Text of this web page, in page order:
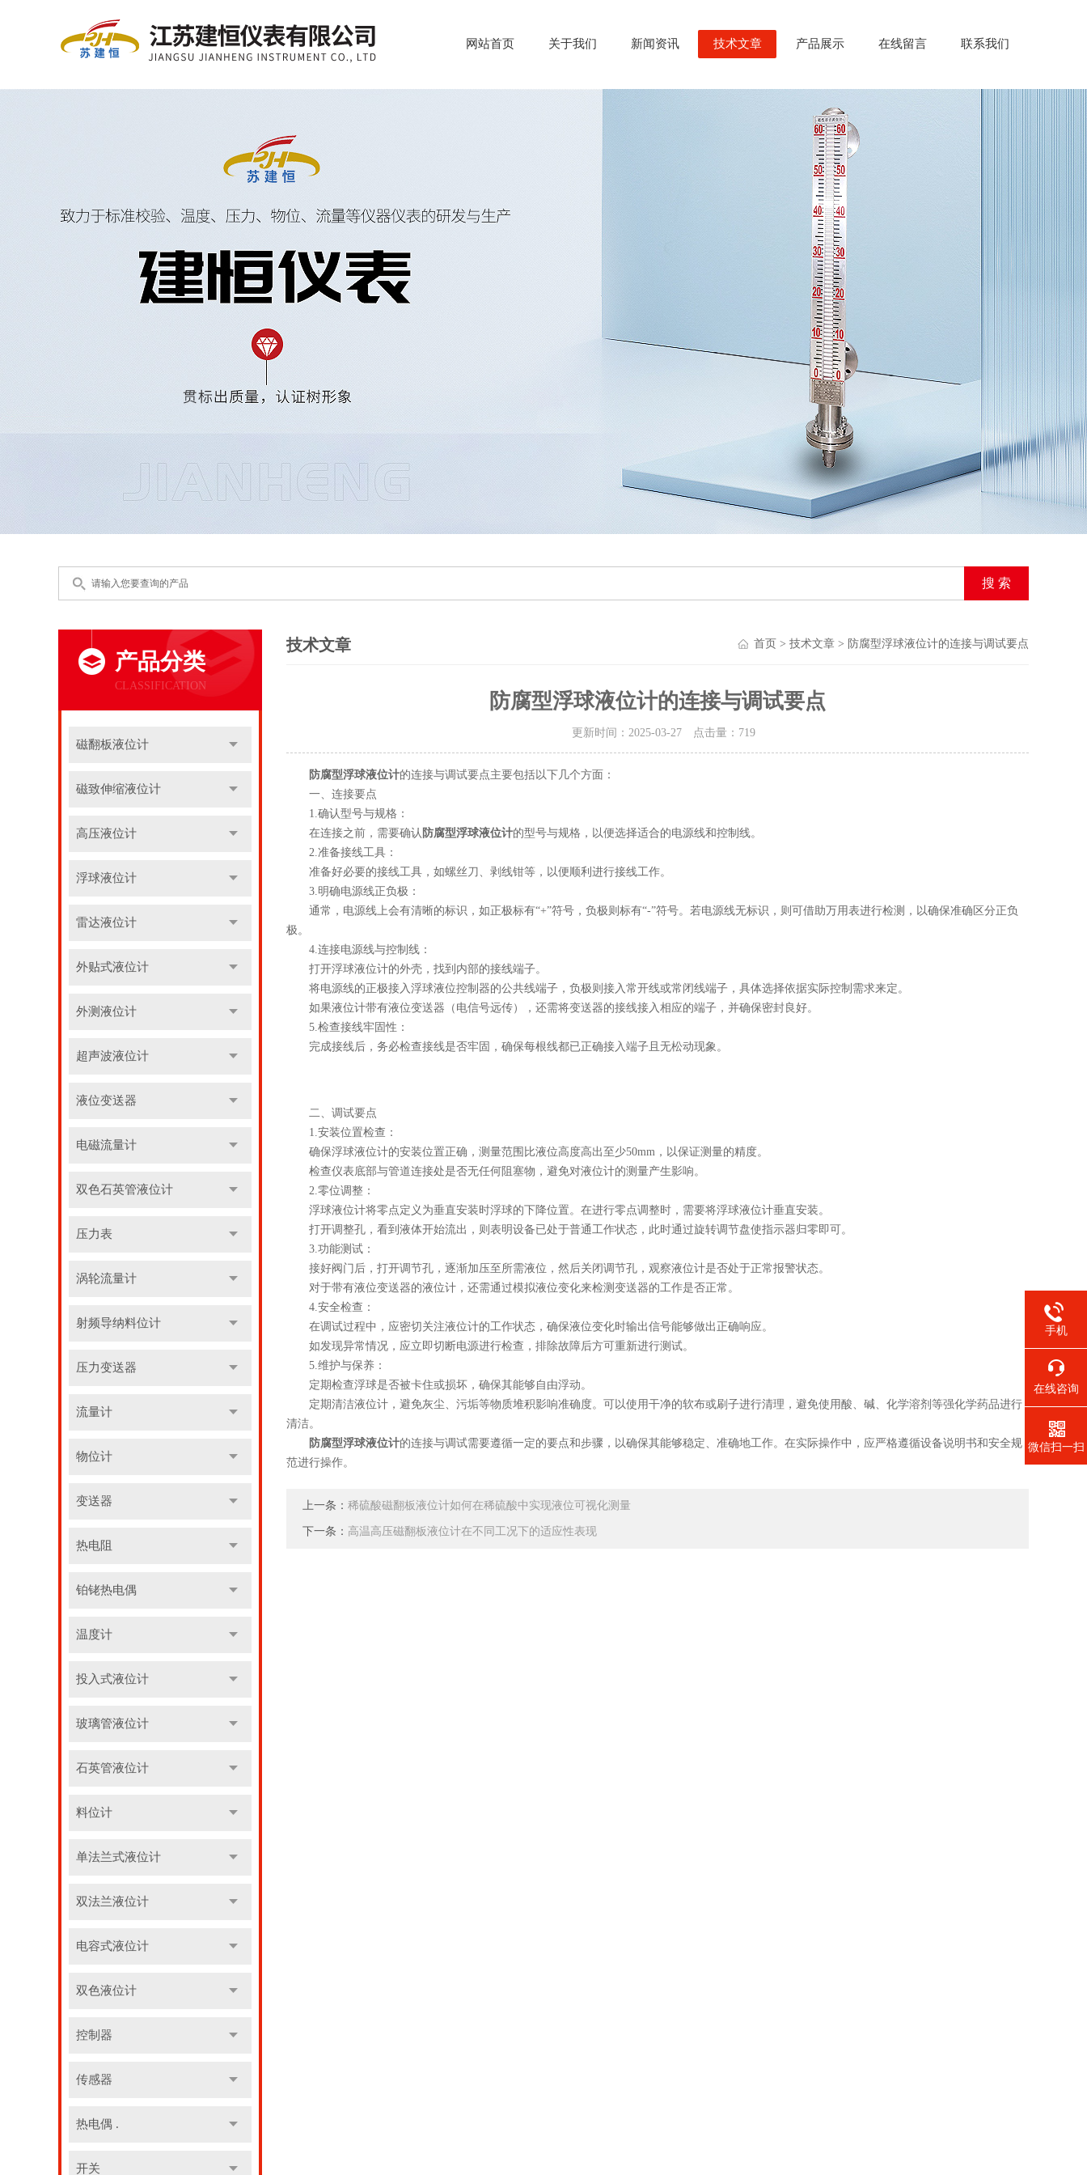
网站首页 关于我们 新闻资讯 技术文章 产品展示 在线留言 联系我们
产品分类
CLASSIFICATION
磁翻板液位计
磁致伸缩液位计
高压液位计
浮球液位计
雷达液位计
外贴式液位计
外测液位计
超声波液位计
液位变送器
电磁流量计
双色石英管液位计
压力表
涡轮流量计
射频导纳料位计
压力变送器
流量计
物位计
变送器
热电阻
铂铑热电偶
温度计
投入式液位计
玻璃管液位计
石英管液位计
料位计
单法兰式液位计
双法兰液位计
电容式液位计
双色液位计
控制器
传感器
热电偶 .
开关
技术文章 首页 > 技术文章 > 防腐型浮球液位计的连接与调试要点
防腐型浮球液位计的连接与调试要点
更新时间：2025-03-27 点击量： 719
防腐型浮球液位计的连接与调试要点主要包括以下几个方面：
一、连接要点
1.确认型号与规格：
在连接之前，需要确认 防腐型浮球液位计的型号与规格，以便选择适合的电源线和控制线。
2.准备接线工具：
准备好必要的接线工具，如螺丝刀、剥线钳等，以便顺利进行接线工作。
3.明确电源线正负极：
通常，电源线上会有清晰的标识，如正极标有“+”符号，负极则标有“-”符号。若电源线无标识，则可借助万用表进行检测，以确保准确区分正负
极。
4.连接电源线与控制线：
打开浮球液位计的外壳，找到内部的接线端子。
将电源线的正极接入浮球液位控制器的公共线端子，负极则接入常开线或常闭线端子，具体选择依据实际控制需求来定。
如果液位计带有液位变送器（电信号远传），还需将变送器的接线接入相应的端子，并确保密封良好。
5.检查接线牢固性：
完成接线后，务必检查接线是否牢固，确保每根线都已正确接入端子且无松动现象。
二、调试要点
1.安装位置检查：
确保浮球液位计的安装位置正确，测量范围比液位高度高出至少50mm，以保证测量的精度。
检查仪表底部与管道连接处是否无任何阻塞物，避免对液位计的测量产生影响。
2.零位调整：
浮球液位计将零点定义为垂直安装时浮球的下降位置。在进行零点调整时，需要将浮球液位计垂直安装。
打开调整孔，看到液体开始流出，则表明设备已处于普通工作状态，此时通过旋转调节盘使指示器归零即可。
3.功能测试：
接好阀门后，打开调节孔，逐渐加压至所需液位，然后关闭调节孔，观察液位计是否处于正常报警状态。
对于带有液位变送器的液位计，还需通过模拟液位变化来检测变送器的工作是否正常。
4.安全检查：
在调试过程中，应密切关注液位计的工作状态，确保液位变化时输出信号能够做出正确响应。
如发现异常情况，应立即切断电源进行检查，排除故障后方可重新进行测试。
5.维护与保养：
定期检查浮球是否被卡住或损坏，确保其能够自由浮动。
定期清洁液位计，避免灰尘、污垢等物质堆积影响准确度。可以使用干净的软布或刷子进行清理，避免使用酸、碱、化学溶剂等强化学药品进行
清洁。
防腐型浮球液位计的连接与调试需要遵循一定的要点和步骤，以确保其能够稳定、准确地工作。在实际操作中，应严格遵循设备说明书和安全规
范进行操作。
上一条： 稀硫酸磁翻板液位计如何在稀硫酸中实现液位可视化测量
下一条： 高温高压磁翻板液位计在不同工况下的适应性表现
手机
在线咨询
微信扫一扫